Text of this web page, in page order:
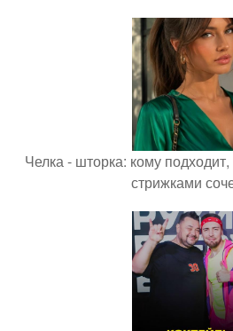
Челка - шторка: кому подходит,
стрижками